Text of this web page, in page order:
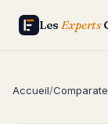
Les Experts
Accueil/